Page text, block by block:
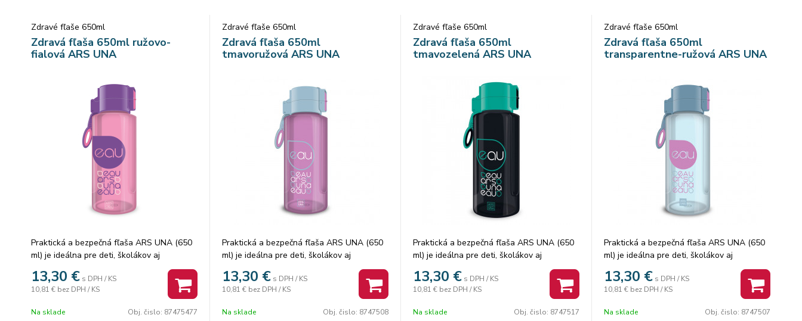
Zdravé fľaše 650ml
Zdravá fľaša 650ml ružovo-
fialová ARS UNA
Praktická a bezpečná fľaša ARS UNA (650
ml) je ideálna pre deti, školákov aj
dospelých. Je vyrobená z vysoko kvalitného
plastu Eastman Tritan™ Copolyester, ktorý
je 100 % bez obsahu BPA a určený na styk
13,30 € s DPH / KS
10,81 € bez DPH / KS
Na sklade Obj. čislo: 87475477
Zdravé fľaše 650ml
Zdravá fľaša 650ml
tmavoružová ARS UNA
Praktická a bezpečná fľaša ARS UNA (650
ml) je ideálna pre deti, školákov aj
dospelých. Je vyrobená z vysoko kvalitného
plastu Eastman Tritan™ Copolyester, ktorý
je 100 % bez obsahu BPA a určený na styk
13,30 € s DPH / KS
10,81 € bez DPH / KS
Na sklade Obj. čislo: 8747508
Zdravé fľaše 650ml
Zdravá fľaša 650ml
tmavozelená ARS UNA
Praktická a bezpečná fľaša ARS UNA (650
ml) je ideálna pre deti, školákov aj
dospelých. Je vyrobená z vysoko kvalitného
plastu Eastman Tritan™ Copolyester, ktorý
je 100 % bez obsahu BPA a určený na styk
13,30 € s DPH / KS
10,81 € bez DPH / KS
Na sklade Obj. čislo: 8747517
Zdravé fľaše 650ml
Zdravá fľaša 650ml
transparentne-ružová ARS UNA
Praktická a bezpečná fľaša ARS UNA (650
ml) je ideálna pre deti, školákov aj
dospelých. Je vyrobená z vysoko kvalitného
plastu Eastman Tritan™ Copolyester, ktorý
je 100 % bez obsahu BPA a určený na styk
13,30 € s DPH / KS
10,81 € bez DPH / KS
Na sklade Obj. čislo: 8747507